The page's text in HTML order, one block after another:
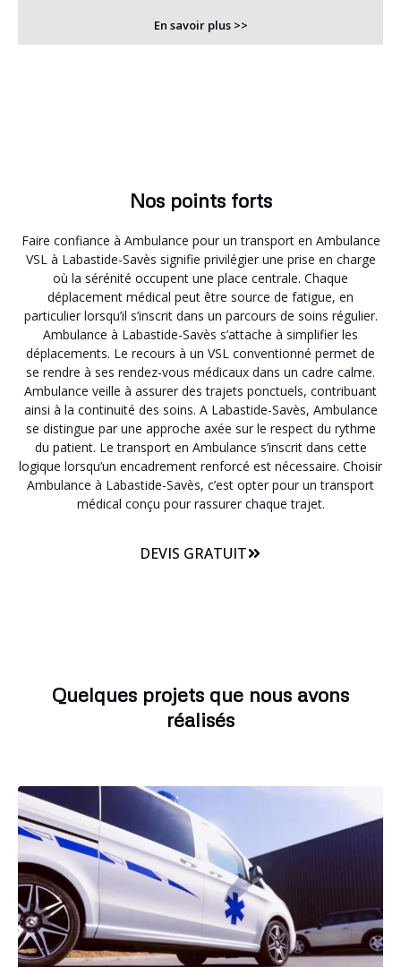
En savoir plus >>
Nos points forts
Faire confiance à Ambulance pour un transport en Ambulance
VSL à Labastide-Savès signifie privilégier une prise en charge
où la sérénité occupent une place centrale. Chaque
déplacement médical peut être source de fatigue, en
particulier lorsqu’il s’inscrit dans un parcours de soins régulier.
Ambulance à Labastide-Savès s’attache à simplifier les
déplacements. Le recours à un VSL conventionné permet de
se rendre à ses rendez-vous médicaux dans un cadre calme.
Ambulance veille à assurer des trajets ponctuels, contribuant
ainsi à la continuité des soins. A Labastide-Savès, Ambulance
se distingue par une approche axée sur le respect du rythme
du patient. Le transport en Ambulance s’inscrit dans cette
logique lorsqu’un encadrement renforcé est nécessaire. Choisir
Ambulance à Labastide-Savès, c’est opter pour un transport
médical conçu pour rassurer chaque trajet.
DEVIS GRATUIT
Quelques projets que nous avons
réalisés